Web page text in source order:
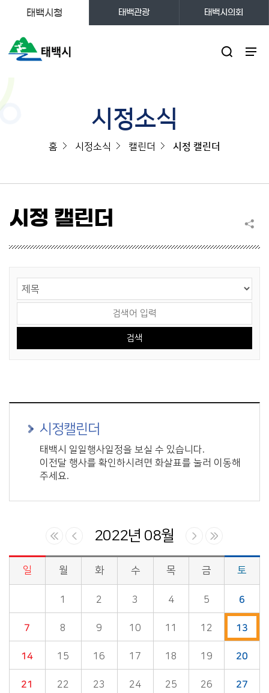
태백시청 태백관광 태백시의회
시정소식
홈 시정소식 캘린더 시정 캘린더
시정 캘린더
시정캘린더
태백시 일일행사일정을 보실 수 있습니다.
이전달 행사를 확인하시려면 화살표를 눌러 이동해
주세요.
2022년 08월
시정소식>시정 캘린더 게시판의 (2022년 08월) 달력형태로 일정명, 일정내용을 제공합니다.
일 월 화 수 목 금 토
1 2 3 4 5 6
7 8 9 10 11 12 13
14 15 16 17 18 19 20
21 22 23 24 25 26 27